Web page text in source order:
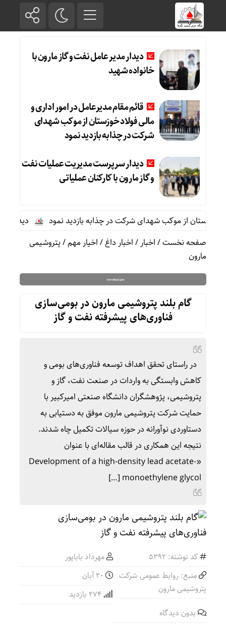
دیدار مدیر عامل نفت و گاز مارون با
خانواده شهید
قائم مقام مدیرعامل در امور اداری و
مالی فولاد خوزستان از موکب شهدای
شرکت در چذابه بازدید نمود
دیدار سرپرست مدیریت عملیات نفت
و گاز مارون با کارکنان عملیاتی
از موکب شهدای شرکت در چذابه بازدید نمود
دیدار
صفحه نخست/اخبار/اخبار داغ/اخیار مهم/پتروشیمی
مارون
گام بلند پتروشیمی مارون در بومی‌سازی
فناوری‌های پیشرفته نفت و گاز
در راستای تحقق اهداف توسعه فناوری‌های بومی و
کاهش وابستگی به واردات در صنعت نفت، گاز و
پتروشیمی، پژوهشگران دانشگاه صنعتی امیرکبیر با
حمایت شرکت پتروشیمی مارون موفق به دستیابی به
دستاوردی نوآورانه در حوزه سیالات تکمیل چاه شدند.
نتیجه این همکاری در قالب مقاله‌ای با عنوان
«Development of a high-density lead acetate-
monoethylene glycol […]
کد نوشته: 5392
مهرداد باباپور
منبع: روابط عمومی شرکت
پتروشیمی مارون
بدون دیدگاه